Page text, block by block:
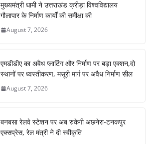
मुख्यमंत्री धामी ने उत्तराखंड क्रीड़ा विश्वविद्यालय
गौलापार के निर्माण कार्यों की समीक्षा की
August 7, 2026
एमडीडीए का अवैध प्लाटिंग और निर्माण पर बड़ा एक्शन,दो
स्थानों पर ध्वस्तीकरण, मसूरी मार्ग पर अवैध निर्माण सील
August 7, 2026
बनबसा रेलवे स्टेशन पर अब रुकेगी अछनेरा-टनकपुर
एक्सप्रेस, रेल मंत्री ने दी स्वीकृति